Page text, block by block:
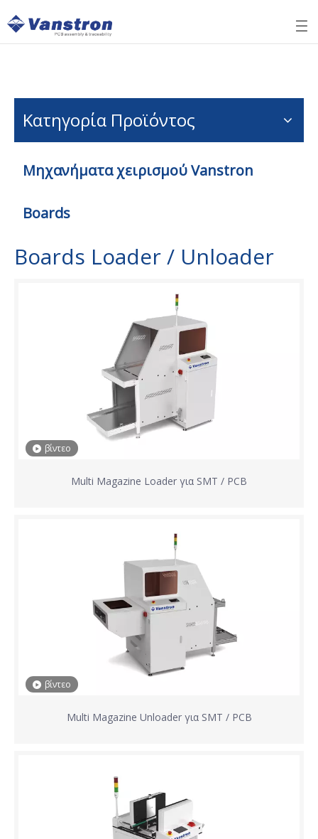
Κατηγορία Προϊόντος
Μηχανήματα χειρισμού Vanstron
Boards
Boards Loader / Unloader
βίντεο
Multi Magazine Loader για SMT / PCB
βίντεο
Multi Magazine Unloader για SMT / PCB